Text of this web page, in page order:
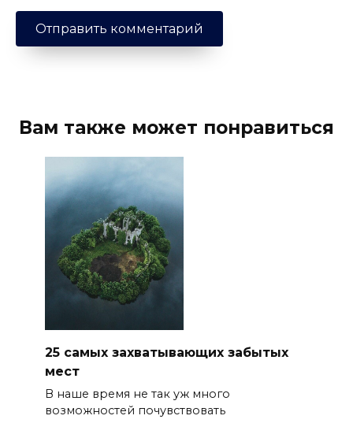
Вам также может понравиться
25 самых захватывающих забытых
мест
В наше время не так уж много
возможностей почувствовать